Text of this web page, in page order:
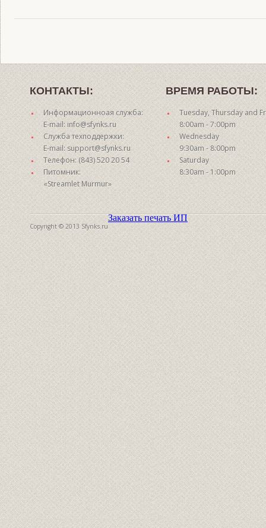
КОНТАКТЫ:
Информационноая служба:
E-mail: info@sfynks.ru
Служба техподдержки:
E-mail: support@sfynks.ru
Телефон: (843) 520 20 54
Питомник:
«Streamlet Murmur»
ВРЕМЯ РАБОТЫ:
Tuesday, Thursday and
8:00am - 7:00pm
Wednesday
9:30am - 8:00pm
Saturday
8:30am - 1:00pm
Copyright © 2013 Sfynks.ru
Заказать печать ИП